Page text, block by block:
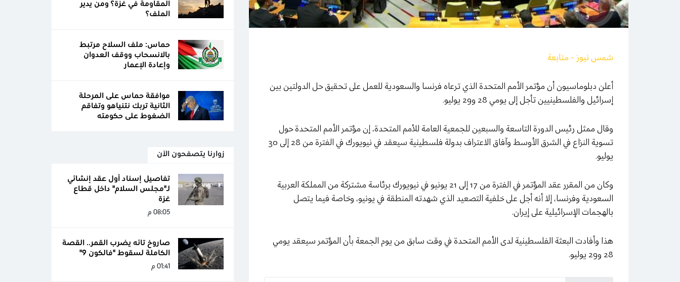
شمس نيوز - متابعة
أعلن دبلوماسيون أن مؤتمر الأمم المتحدة الذي ترعاه فرنسا والسعودية للعمل على تحقيق حل الدولتين بين
إسرائيل والفلسطينيين تأجل إلى يومي 28 و29 يوليو.
وقال ممثل رئيس الدورة التاسعة والسبعين للجمعية العامة للأمم المتحدة، إن مؤتمر الأمم المتحدة حول
تسوية النزاع في الشرق الأوسط وآفاق الاعتراف بدولة فلسطينية سيعقد في نيويورك في الفترة من 28 إلى 30
يوليو.
وكان من المقرر عقد المؤتمر في الفترة من 17 إلى 21 يونيو في نيويورك برئاسة مشتركة من المملكة العربية
السعودية وفرنسا، إلا أنه أجل على خلفية التصعيد الذي شهدته المنطقة في يونيو، وخاصة فيما يتصل
بالهجمات الإسرائيلية على إيران.
هذا وأفادت البعثة الفلسطينية لدى الأمم المتحدة في وقت سابق من يوم الجمعة بأن المؤتمر سيعقد يومي
28 و29 يوليو.
المقاومة في غزة؟ ومن يدير
الملف؟
حماس: ملف السلاح مرتبط
بالانسحاب ووقف العدوان
وإعادة الإعمار
موافقة حماس على المرحلة
الثانية تربك نتنياهو وتفاقم
الضغوط على حكومته
زوارنا يتصفحون الآن
تفاصيل إسناد أول عقد إنشائي
لـ"مجلس السلام" داخل قطاع
غزة
08:05 م
صاروخ تائه يضرب القمر.. القصة
الكاملة لسقوط "فالكون 9"
01:41 م